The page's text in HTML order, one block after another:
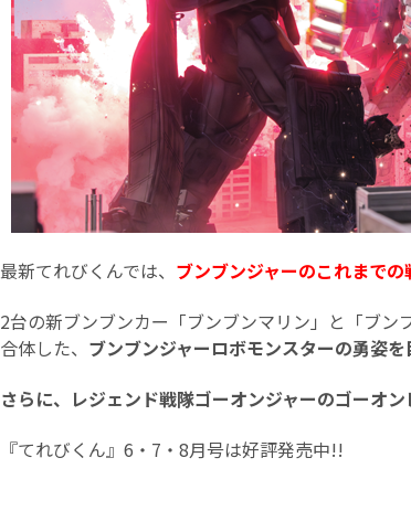
最新てれびくんでは、 ブンブンジャーのこれまで
2台の新ブンブンカー「ブンブンマリン」と「ブ
合体した、 ブンブンジャーロボモンスターの勇姿
さらに、レジェンド戦隊ゴーオンジャーのゴーオ
『てれびくん』6・7・8月号は好評発売中!!